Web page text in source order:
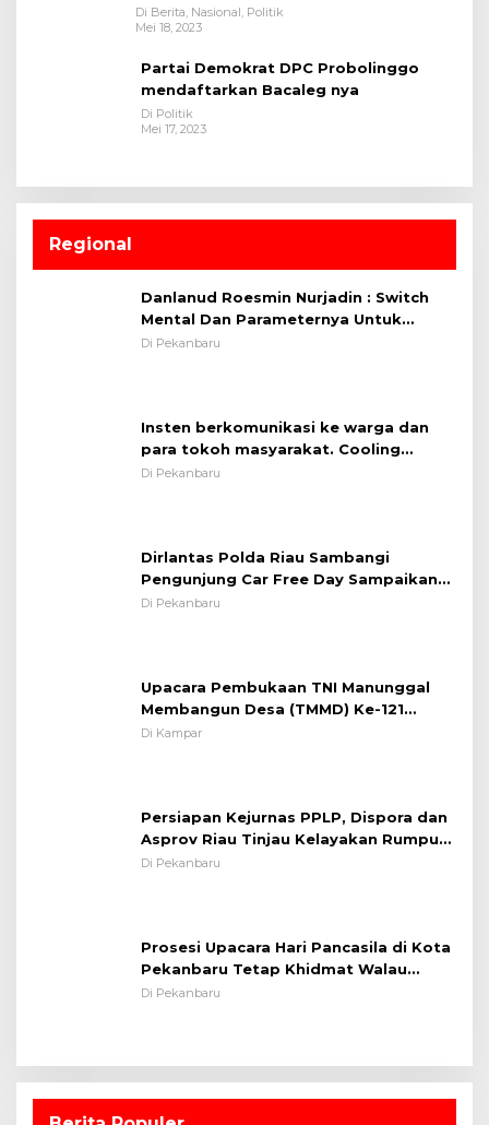
Di Berita, Nasional, Politik
Mei 18, 2023
Partai Demokrat DPC Probolinggo
mendaftarkan Bacaleg nya
Di Politik
Mei 17, 2023
Regional
Danlanud Roesmin Nurjadin : Switch
Mental Dan Parameternya Untuk
Melaksanakan ✈
Di Pekanbaru
Insten berkomunikasi ke warga dan
para tokoh masyarakat. Cooling
System OMP LK ²024 Polsek Rumbai,
Di Pekanbaru
Dirlantas Polda Riau Sambangi
Pengunjung Car Free Day Sampaikan
Pesan Edukasi Kamtibmas &
Di Pekanbaru
Upacara Pembukaan TNI Manunggal
Membangun Desa (TMMD) Ke-121
Kodim 0313/KPR Tahun 2024) ?
Di Kampar
Persiapan Kejurnas PPLP, Dispora dan
Asprov Riau Tinjau Kelayakan Rumput
Lapangan Sepakbola
Di Pekanbaru
Prosesi Upacara Hari Pancasila di Kota
Pekanbaru Tetap Khidmat Walau
Dalam Ruangan
Di Pekanbaru